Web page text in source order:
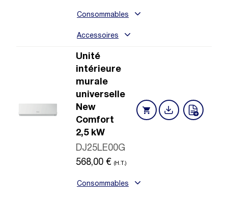
Consommables
Accessoires
Unité
intérieure
murale
universelle
New
Comfort
2,5 kW
DJ25LE00G
568,00 € (H.T.)
Consommables